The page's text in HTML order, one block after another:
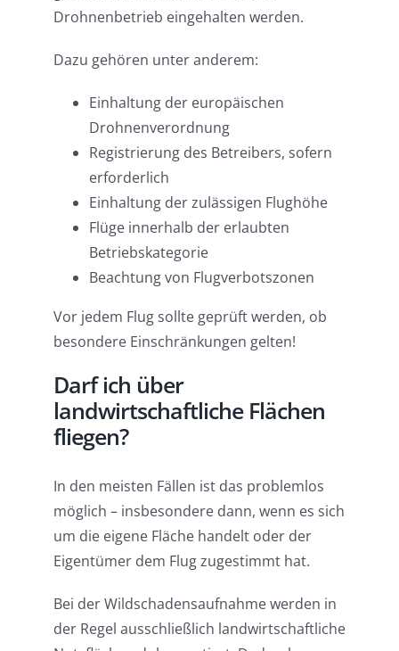
Drohnenbetrieb eingehalten werden.
Dazu gehören unter anderem:
Einhaltung der europäischen
Drohnenverordnung
Registrierung des Betreibers, sofern
erforderlich
Einhaltung der zulässigen Flughöhe
Flüge innerhalb der erlaubten
Betriebskategorie
Beachtung von Flugverbotszonen
Vor jedem Flug sollte geprüft werden, ob
besondere Einschränkungen gelten!
Darf ich über
landwirtschaftliche Flächen
fliegen?
In den meisten Fällen ist das problemlos
möglich – insbesondere dann, wenn es sich
um die eigene Fläche handelt oder der
Eigentümer dem Flug zugestimmt hat.
Bei der Wildschadensaufnahme werden in
der Regel ausschließlich landwirtschaftliche